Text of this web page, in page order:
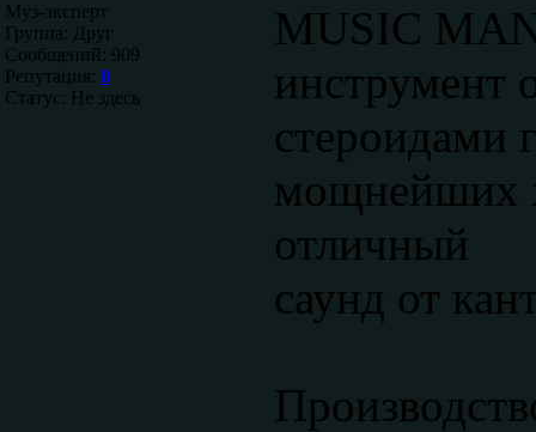
Муз-эксперт
Группа: Друг
Сообщений: 909
Репутация: 0
Статус: Не здесь
MUSIC
инструмент
стероидами
мощнейших
отличный
саунд от